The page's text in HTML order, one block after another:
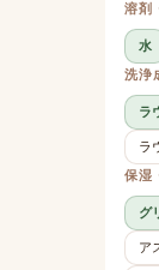
溶剤
水
洗浄
ラ
ラ
保湿
グ
ア